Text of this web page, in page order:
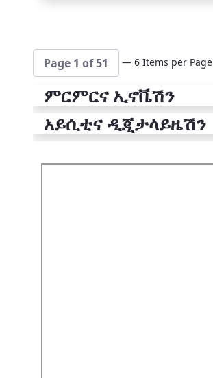
Page 1 of 51 — 6 Items per Page
ምርምርና ኢኖቬሽን
አይሲቲና ዲጂታላይዜሽን